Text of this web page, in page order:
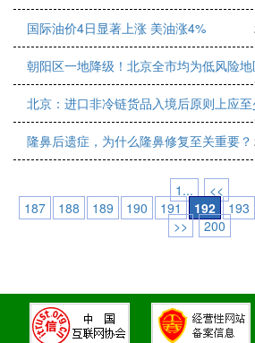
国际油价4日显著上涨 美油涨4%
朝阳区一地降级！北京全市均为低风险
北京：进口非冷链货品入境后原则上应
隆鼻后遗症，为什么隆鼻修复至关重要？
1...
<<
187
188 189 190 191 192 193
>>
200